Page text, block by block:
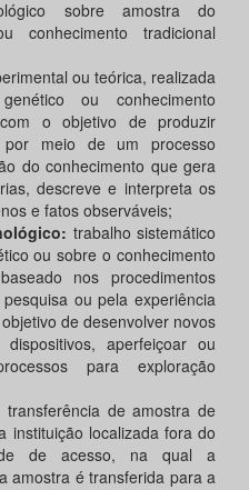
sobre amostra do
conhecimento tradicional
ou teórica, realizada
ou conhecimento
o objetivo de produzir
por meio de um processo
do conhecimento que gera
descreve e interpreta os
e fatos observáveis;
trabalho sistemático
ou sobre o conhecimento
nos procedimentos
ou pela experiência
de desenvolver novos
aperfeiçoar ou
para exploração
transferência de amostra de
instituição localizada fora do
de acesso, na qual a
amostra é transferida para a